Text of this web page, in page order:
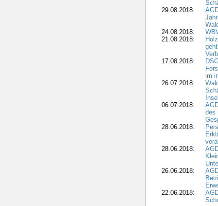
29.08.2018:
24.08.2018:
21.08.2018:
17.08.2018:
im
26.07.2018:
06.07.2018:
des
28.06.2018:
28.06.2018:
26.06.2018:
22.06.2018: